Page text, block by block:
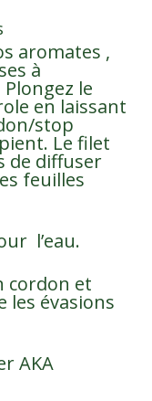
aromates ,
à
le
en laissant
stop
Le filet
de diffuser
feuilles
l’eau.
cordon et
les évasions
AKA